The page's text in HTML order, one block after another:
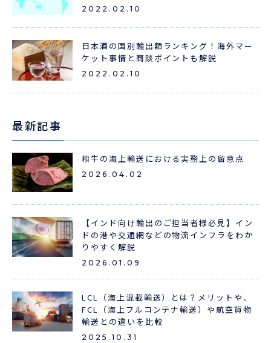
2022.02.10
日本酒の国別輸出額ランキング！海外マー
ケット事情と商談ポイントも解説
2022.02.10
最新記事
和牛の海上輸送における実務上の留意点
2026.04.02
【インド向け輸出のご担当者様必見】イン
ドの港や交通網などの物流インフラをわか
りやすく解説
2026.01.09
LCL（海上混載輸送）とは？メリットや、
FCL（海上フルコンテナ輸送）や航空貨物
輸送との違いを比較
2025.10.31